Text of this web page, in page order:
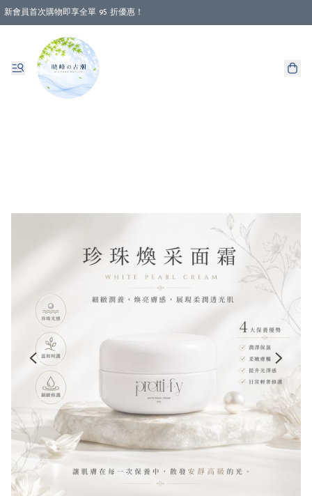
新會員首次購物即享全單 95 折優惠！
消費即享全單 88 折優惠！